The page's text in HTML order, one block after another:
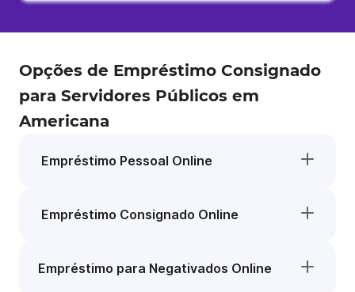
Opções de Empréstimo Consignado
para Servidores Públicos em
Americana
Empréstimo Pessoal Online
Empréstimo Consignado Online
Empréstimo para Negativados Online